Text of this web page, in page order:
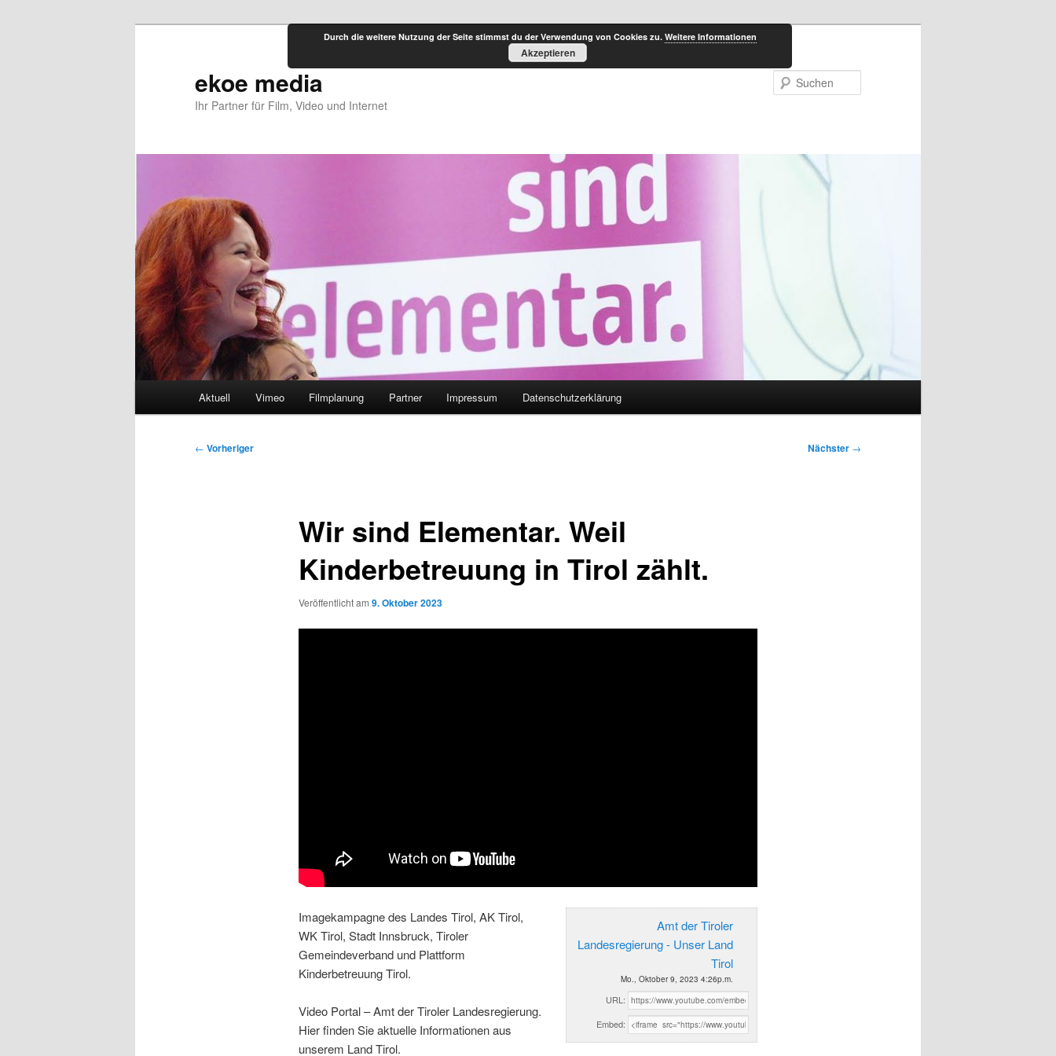
ekoe media
Ihr Partner für Film, Video und Internet
Aktuell Vimeo Filmplanung Partner Impressum Datenschutzerklärung
Beitragsnavigation
← Vorheriger Nächster →
Wir sind Elementar. Weil
Kinderbetreuung in Tirol zählt.
Veröffentlicht am 9. Oktober 2023
Amt der Tiroler
Landesregierung - Unser Land
Tirol
Mo., Oktober 9, 2023 4:26p.m.
URL:
Embed:
Imagekampagne des Landes Tirol, AK Tirol,
WK Tirol, Stadt Innsbruck, Tiroler
Gemeindeverband und Plattform
Kinderbetreuung Tirol.
Video Portal – Amt der Tiroler Landesregierung.
Hier finden Sie aktuelle Informationen aus
unserem Land Tirol.
Durch die weitere Nutzung der Seite stimmst du der Verwendung von Cookies zu. Weitere Informationen
Akzeptieren